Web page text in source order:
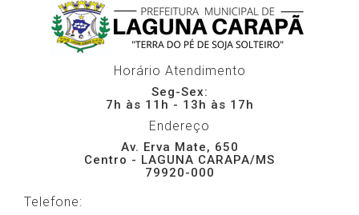
Horário Atendimento
Seg-Sex:
7h às 11h - 13h às 17h
Endereço
Av. Erva Mate, 650
Centro - LAGUNA CARAPA/MS
79920-000
Telefone: